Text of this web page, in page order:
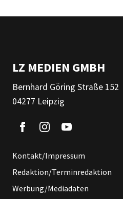
LZ MEDIEN GMBH
Bernhard Göring Straße 152
04277 Leipzig
Kontakt/Impressum
Redaktion/Terminredaktion
Werbung/Mediadaten